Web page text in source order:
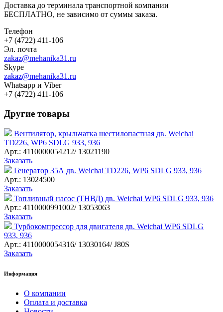
Доставка до терминала транспортной компании
БЕСПЛАТНО, не зависимо от суммы заказа.
Телефон
+7 (4722) 411-106
Эл. почта
zakaz@mehanika31.ru
Skype
zakaz@mehanika31.ru
Whatsapp и Viber
+7 (4722) 411-106
Другие товары
Вентилятор, крыльчатка шестилопастная дв. Weichai
TD226, WP6 SDLG 933, 936
Арт.: 4110000054212/ 13021190
Заказать
Генератор 35А дв. Weichai TD226, WP6 SDLG 933, 936
Арт.: 13024500
Заказать
Топливный насос (ТНВД) дв. Weichai WP6 SDLG 933, 936
Арт.: 4110000991002/ 13053063
Заказать
Турбокомпрессор для двигателя дв. Weichai WP6 SDLG
933, 936
Арт.: 4110000054316/ 13030164/ J80S
Заказать
Информация
О компании
Оплата и доставка